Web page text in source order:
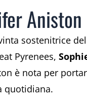
sostenitrice
Pyrenees,
è nota per
quotidiana.